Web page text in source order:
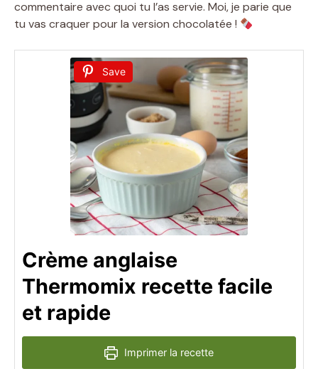
commentaire avec quoi tu l’as servie. Moi, je parie que
tu vas craquer pour la version chocolatée !
Save
Crème anglaise
Thermomix recette facile
et rapide
Imprimer la recette